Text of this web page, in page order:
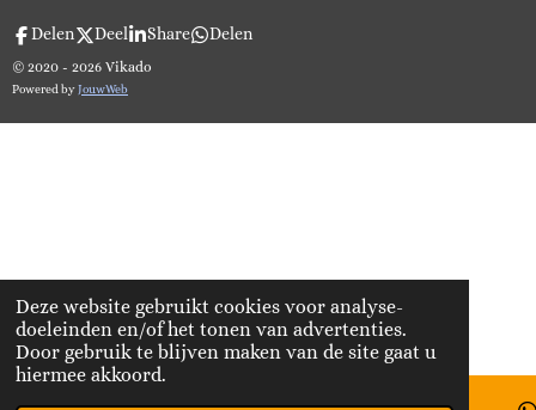
Deze website gebruikt cookies voor analyse-
doeleinden en/of het tonen van advertenties.
Door gebruik te blijven maken van de site gaat u
hiermee akkoord.
Delen Deel Share Delen
© 2020 - 2026 Vikado
Powered byJouwWeb